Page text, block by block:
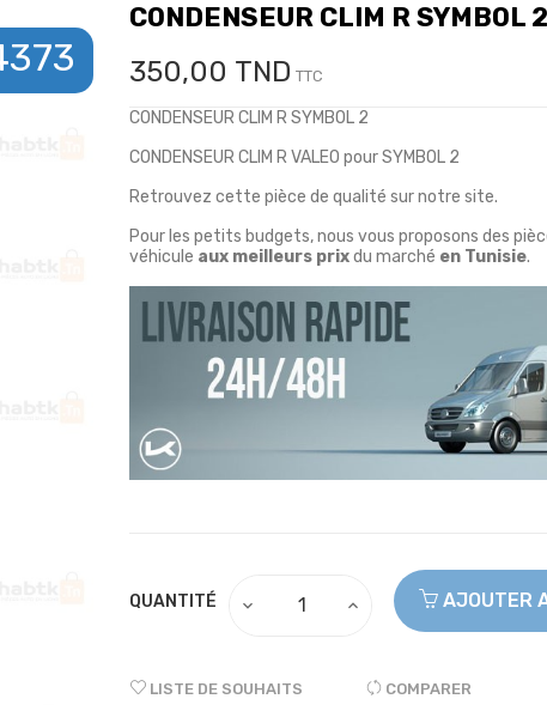
CONDENSEUR CLIM R SYMBOL 2
350,00 TND TTC
CONDENSEUR CLIM R SYMBOL 2
CONDENSEUR CLIM R VALEO pour SYMBOL 2
Retrouvez cette pièce de qualité sur notre site.
Pour les petits budgets, nous vous proposons des
véhicule aux meilleurs prixdu marché en Tunisie.
QUANTITÉ AJOUTER
LISTE DE SOUHAITS COMPARER